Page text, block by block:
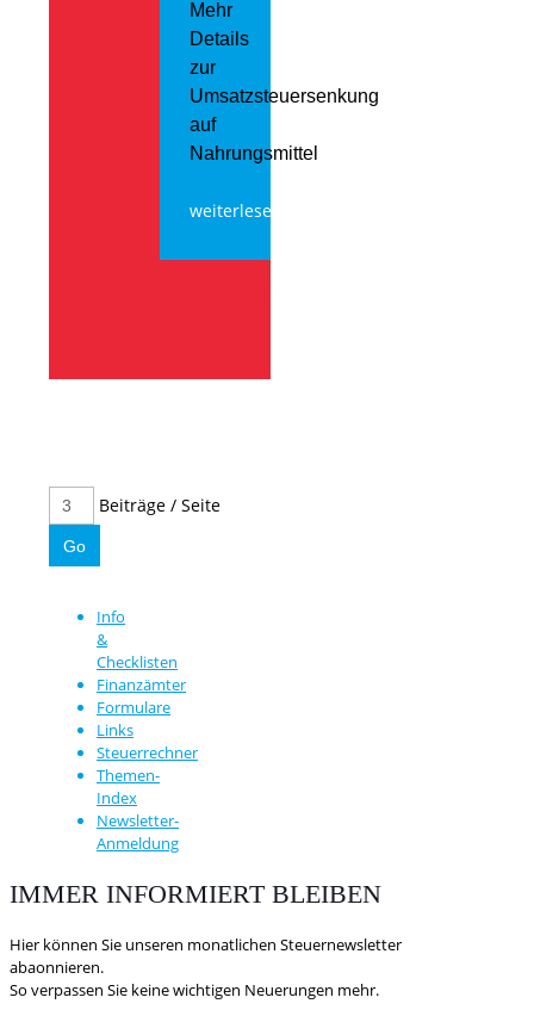
Mehr
Details
zur
Umsatzsteuersenkung
auf
Nahrungsmittel
weiterlesen
Beiträge / Seite
Info
&
Checklisten
Finanzämter
Formulare
Links
Steuerrechner
Themen-
Index
Newsletter-
Anmeldung
IMMER INFORMIERT BLEIBEN
Hier können Sie unseren monatlichen Steuernewsletter
abaonnieren.
So verpassen Sie keine wichtigen Neuerungen mehr.